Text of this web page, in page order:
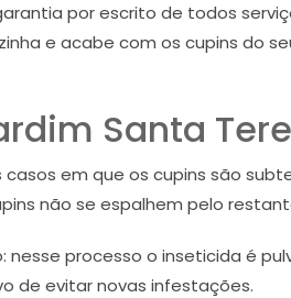
por escrito de todos
e acabe com os cupins do
Santa
em que os cupins são
não se espalhem pelo
processo o inseticida é
de evitar novas infestações.